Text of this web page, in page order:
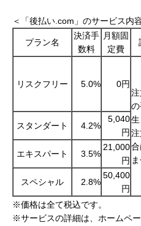
＜「後払い.com」のサービス内
プラン名
決済手
数料
月額固
定費
リスクフリー 5.0%
0円
生
ま
スタンダート 4.2%
5,040
円
エキスパート 3.5%
21,000
円
スペシャル 2.8%
50,400
円
※価格は全て税込です。
※サービスの詳細は、ホームペー